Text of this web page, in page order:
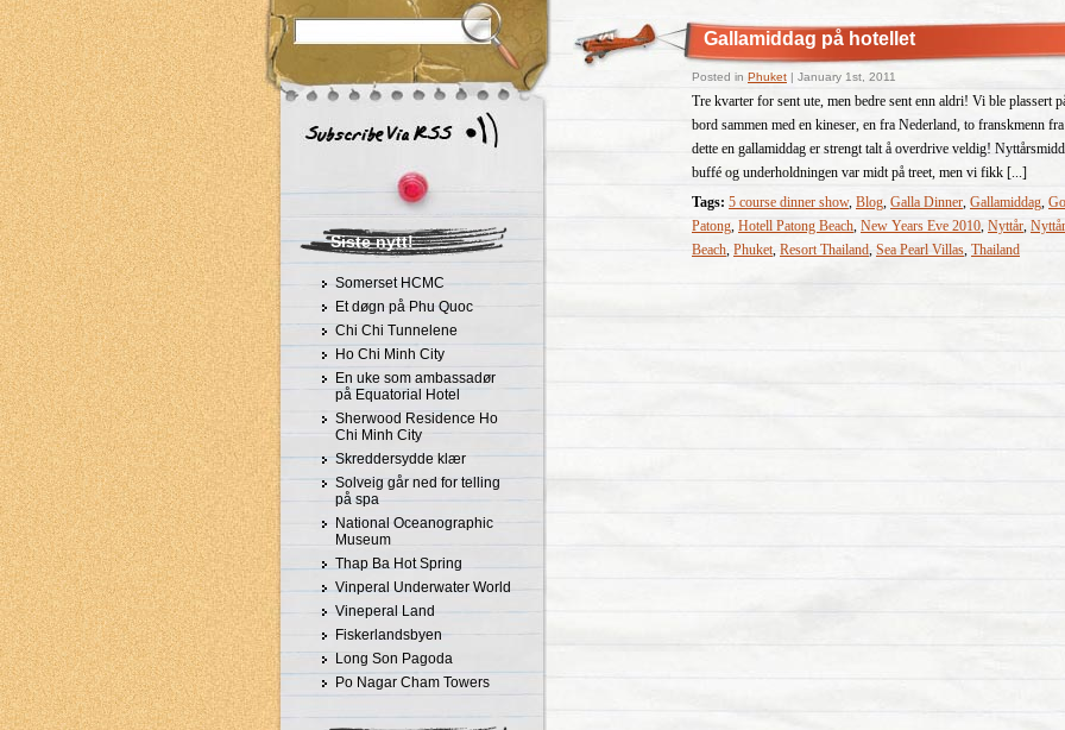
Siste nytt!
Somerset HCMC
Et døgn på Phu Quoc
Chi Chi Tunnelene
Ho Chi Minh City
En uke som ambassadør
på Equatorial Hotel
Sherwood Residence Ho
Chi Minh City
Skreddersydde klær
Solveig går ned for telling
på spa
National Oceanographic
Museum
Thap Ba Hot Spring
Vinperal Underwater World
Vineperal Land
Fiskerlandsbyen
Long Son Pagoda
Po Nagar Cham Towers
Gallamiddag på hotellet
Posted in Phuket | January 1st, 2011
Tre kvarter for sent ute, men bedre sent enn aldri! Vi ble plassert
bord sammen med en kineser, en fra Nederland, to franskmenn
dette en gallamiddag er strengt talt å overdrive veldig!
buffé og underholdningen var midt på treet, men vi fikk [...]
Tags: 5 course dinner show, Blog, Galla Dinner, Gallamiddag,
Patong, Hotell Patong Beach, New Years Eve 2010, Nyttår,
Beach, Phuket, Resort Thailand, Sea Pearl Villas, Thailand